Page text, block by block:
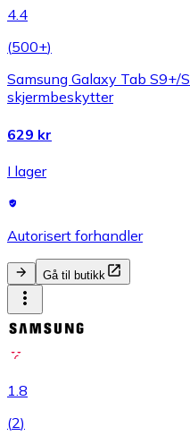
4.4
(500+)
Samsung Galaxy Tab S9+/
skjermbeskytter
629 kr
I lager
Autorisert forhandler
Gå til butikk
1.8
(2)